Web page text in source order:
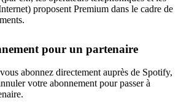
proposent Premium dans le cadre de
pour un partenaire
abonnez directement auprès de Spotify,
votre abonnement pour passer à